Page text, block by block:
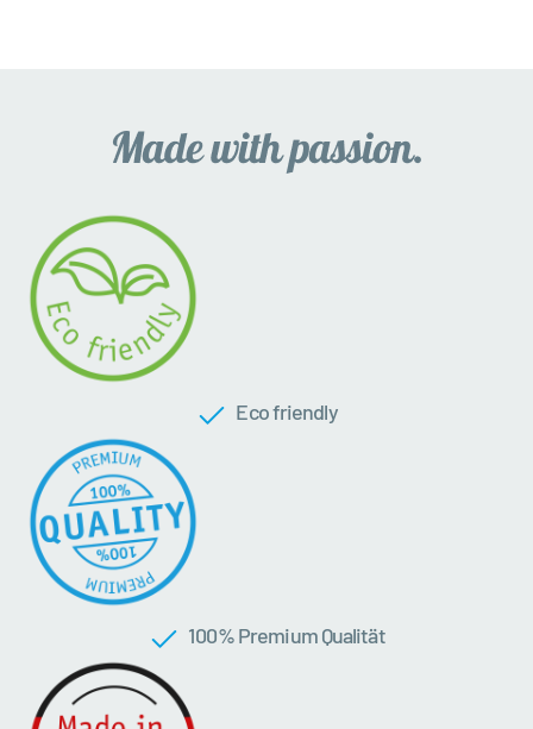
Eco friendly
100 % Premium Qualität